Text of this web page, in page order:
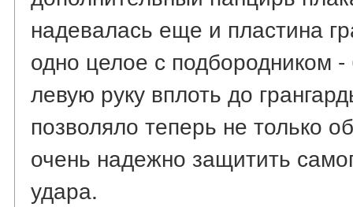
надевалась еще и пластина
одно целое с
левую руку вплоть до
позволяло теперь не только
очень надежно защитить
удара.